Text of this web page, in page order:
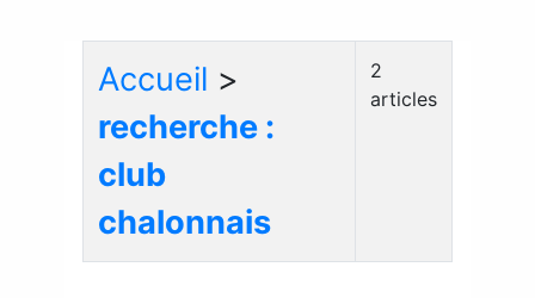
Accueil >
recherche :
club
chalonnais
2
articles